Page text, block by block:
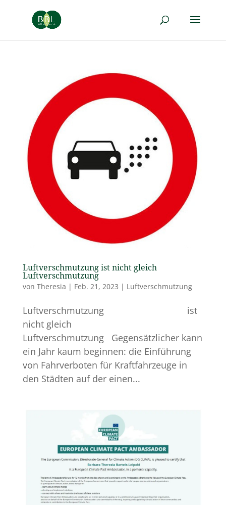
Luftverschmutzung ist nicht gleich
Luftverschmutzung
von Theresia | Feb. 21, 2023 | Luftverschmutzung
Luftverschmutzung ist
nicht gleich
Luftverschmutzung Gegensätzlicher kann
ein Jahr kaum beginnen: die Einführung
von Fahrverboten für Kraftfahrzeuge in
den Städten auf der einen...